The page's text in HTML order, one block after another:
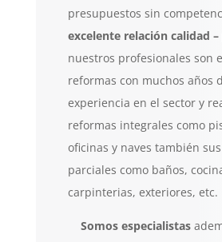
presupuestos sin
excelente relación calidad –
nuestros profesionales son
reformas con muchos años
experiencia en el sector y
reformas integrales como
oficinas y naves también
parciales como baños,
carpinterias, exteriores, etc.
Somos especialistas